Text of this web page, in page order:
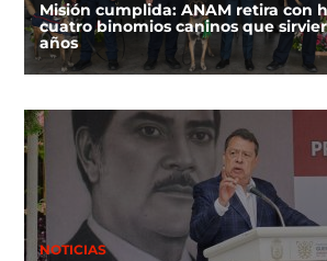
Misión cumplida: ANAM retira con
cuatro binomios caninos que
años
NOTICIAS